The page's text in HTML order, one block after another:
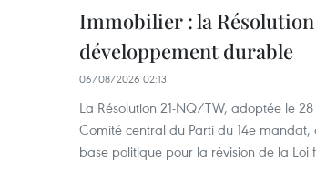
Immobilier : la
développement durable
06/08/2026 02:13
La Résolution 21-NQ/TW, adoptée le
Comité central du Parti du 14e
base politique pour la révision de la Loi